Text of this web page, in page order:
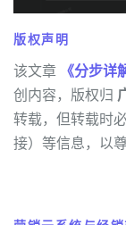
版权声明
该文章 《分步详
创内容，版权归
转载，但转载时
接）等信息，以